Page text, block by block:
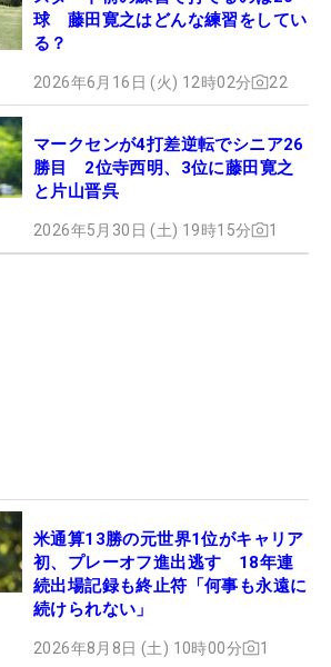
球 藤田寛之はどんな練習をしてい
る？
2026年6月16日 (火) 12時02分 22
マークセンが4打差逆転でシニア26
勝目 2位寺西明、3位に藤田寛之
と片山晋呉
2026年5月30日 (土) 19時15分 1
米通算13勝の元世界1位がキャリア
初、プレーオフ進出逃す 18年連
続出場記録も終止符「何事も永遠に
続けられない」
2026年8月8日 (土) 10時00分 1